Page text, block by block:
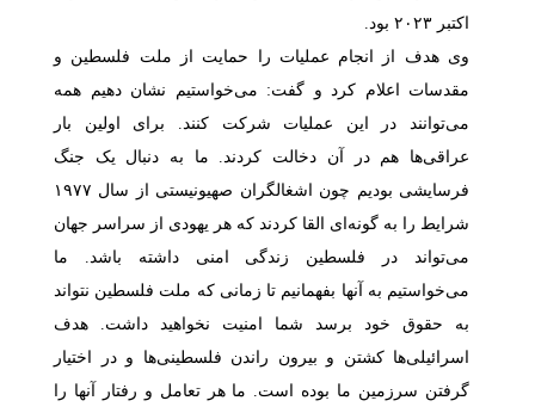
اکتبر۲۰۲۳ بود.
وی هدف از انجام عملیات را حمایت از ملت فلسطین و
مقدسات اعلام کرد و گفت: می‌خواستیم نشان دهیم همه
می‌توانند در این عملیات شرکت کنند. برای اولین بار
عراقی‌ها هم در آن دخالت کردند. ما به دنبال یک جنگ
فرسایشی بودیم چون اشغالگران صهیونیستی از سال ۱۹۷۷
شرایط را به گونه‌ای القا کردند که هر یهودی از سراسر جهان
می‌تواند در فلسطین زندگی امنی داشته باشد. ما
می‌خواستیم به آنها بفهمانیم تا زمانی که ملت فلسطین نتواند
به حقوق خود برسد شما امنیت نخواهید داشت. هدف
اسرائیلی‌ها کشتن و بیرون راندن فلسطینی‌ها و در اختیار
گرفتن سرزمین ما بوده است. ما هر تعامل و رفتار آنها را